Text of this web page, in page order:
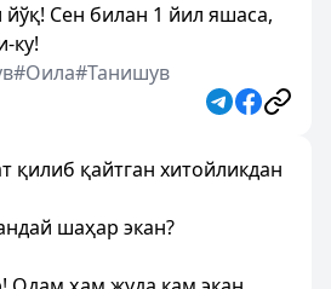
Сен билан 1 йил яшаса,
ку!
#Оила#Танишув
қилиб қайтган хитойликдан
шаҳар экан?